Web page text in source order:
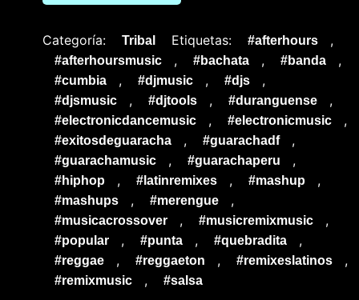
Categoría: Tribal Etiquetas: #afterhours ,
#afterhoursmusic , #bachata , #banda ,
#cumbia , #djmusic , #djs ,
#djsmusic , #djtools , #duranguense ,
#electronicdancemusic , #electronicmusic ,
#exitosdeguaracha , #guarachadf ,
#guarachamusic , #guarachaperu ,
#hiphop , #latinremixes , #mashup ,
#mashups , #merengue ,
#musicacrossover , #musicremixmusic ,
#popular , #punta , #quebradita ,
#reggae , #reggaeton , #remixeslatinos ,
#remixmusic , #salsa